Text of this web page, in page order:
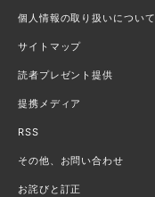
個人情報の取り扱いについて
サイトマップ
読者プレゼント提供
提携メディア
RSS
その他、お問い合わせ
お詫びと訂正